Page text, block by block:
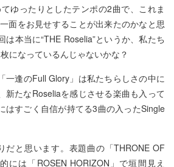
ゆったりとしたテンポの2曲で、これま
面をお見せすることが出来たのかなと思
は本当に“THE Roselia”というか、私たち
になっているんじゃないかな？
一逢のFull Glory」は私たちらしさの中に
新たなRoseliaを感じさせる楽曲も入って
はすごく自信が持てる3曲の入ったSingle
だと思います。表題曲の「THRONE OF
には「ROSEN HORIZON」で垣間見え